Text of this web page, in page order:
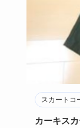
スカートコ
カーキス